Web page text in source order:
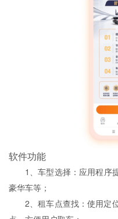
软件功能
1、车型选择：应用程序
豪华车等；
2、租车点查找：使用定